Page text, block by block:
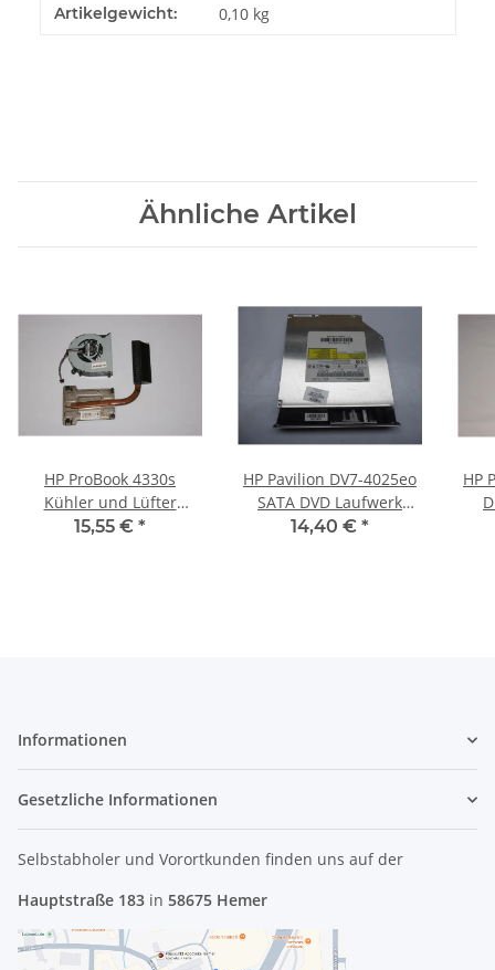
Artikelgewicht: 0,10 kg
Ähnliche Artikel
HP ProBook 4330s
Kühler und Lüfter
646357-001 #3153
15,55 € *
HP Pavilion DV7-4025eo
SATA DVD Laufwerk
drive 12,7mm TS-L633
14,40 € *
HP
Informationen
Gesetzliche Informationen
Selbstabholer und Vorortkunden finden uns auf der
Hauptstraße 183 in 58675 Hemer